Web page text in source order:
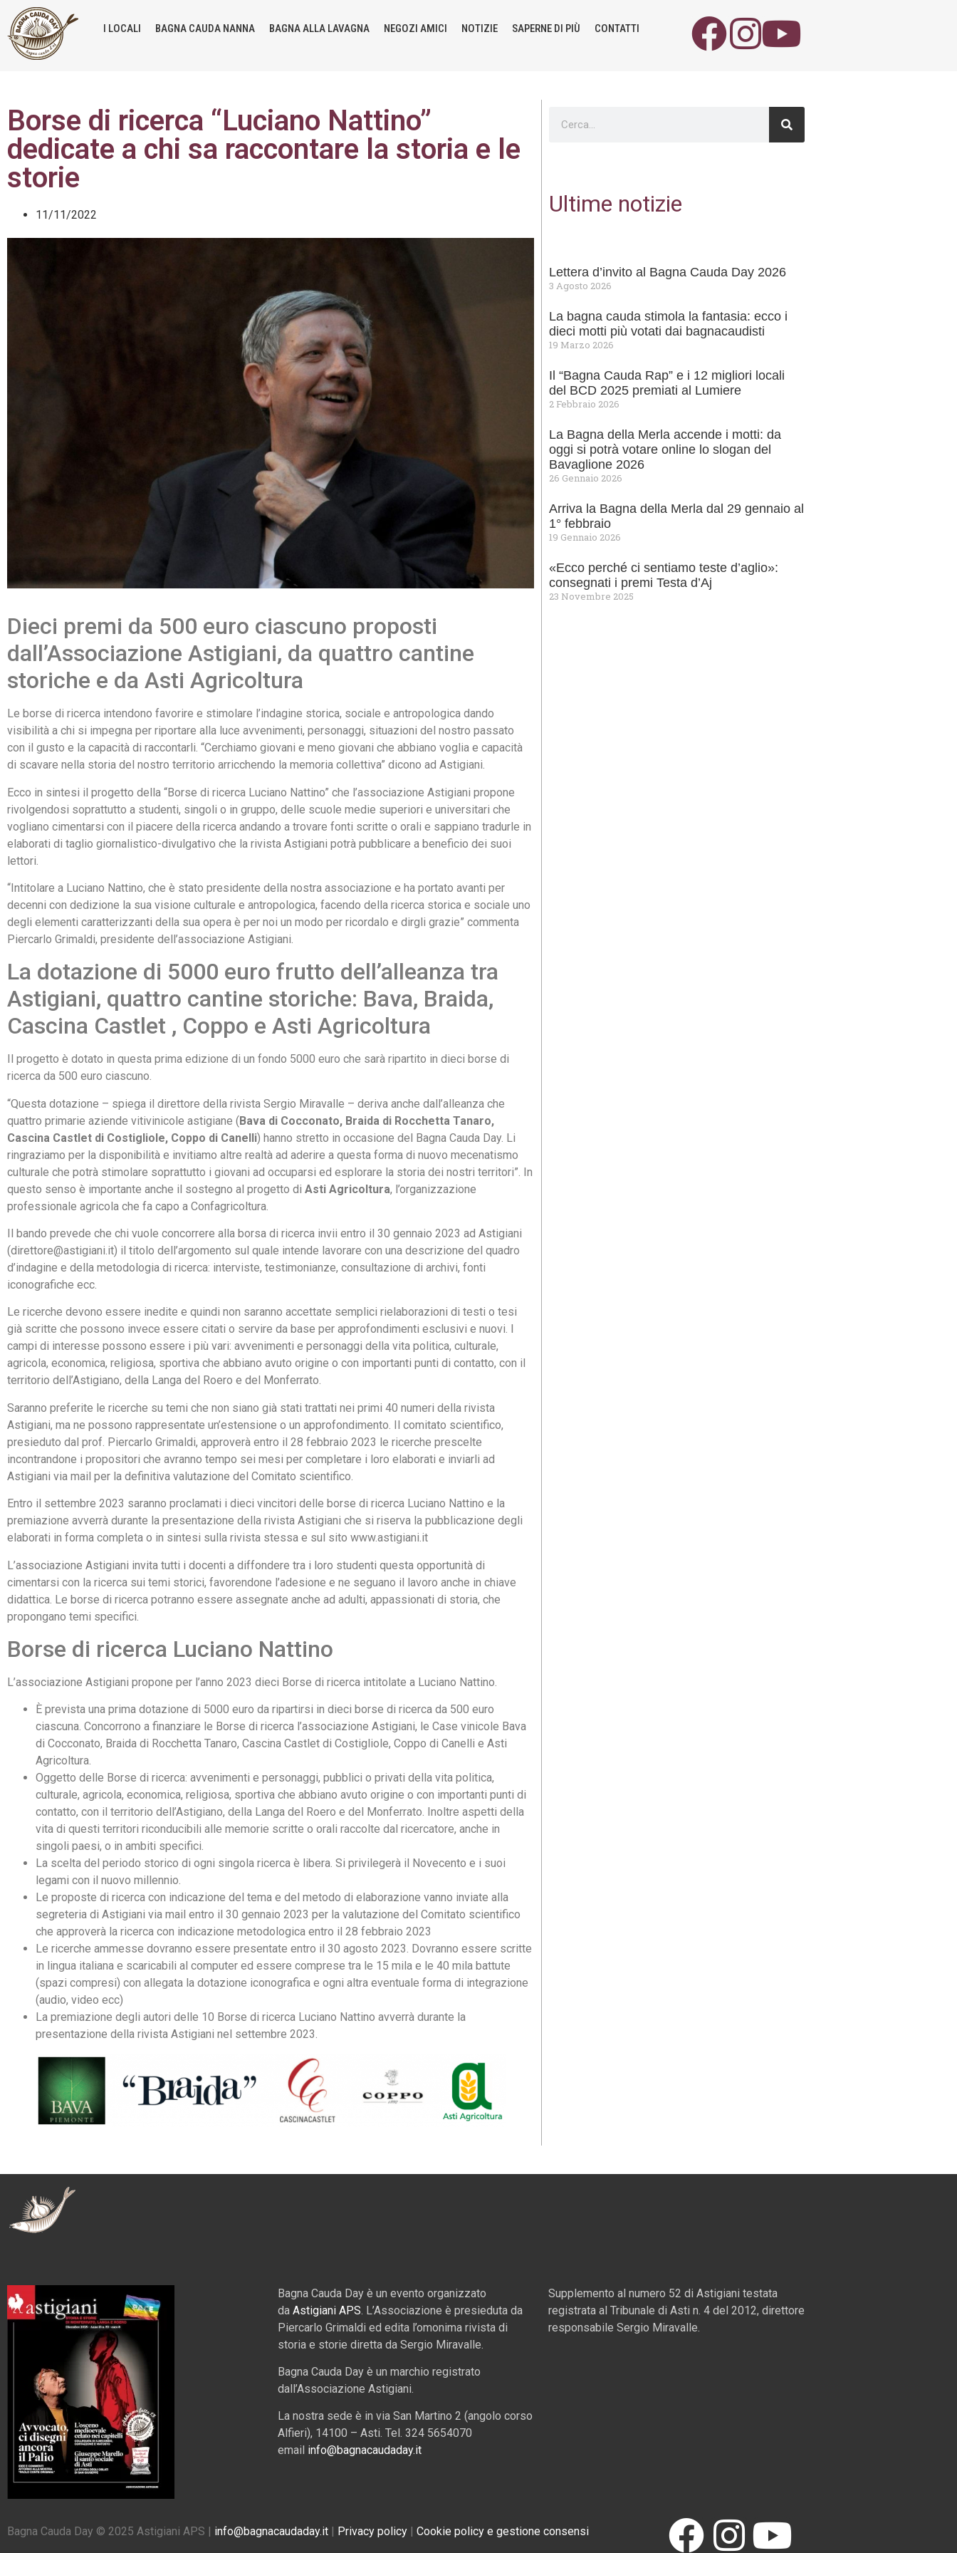
I LOCALI BAGNA CAUDA NANNA BAGNA ALLA LAVAGNA NEGOZI AMICI NOTIZIE SAPERNE DI PIÙ CONTATTI
Borse di ricerca “Luciano Nattino”
dedicate a chi sa raccontare la storia e le
storie
11/11/2022
Dieci premi da 500 euro ciascuno proposti
dall’Associazione Astigiani, da quattro cantine
storiche e da Asti Agricoltura
Le borse di ricerca intendono favorire e stimolare l’indagine storica, sociale e antropologica dando
visibilità a chi si impegna per riportare alla luce avvenimenti, personaggi, situazioni del nostro passato
con il gusto e la capacità di raccontarli. “Cerchiamo giovani e meno giovani che abbiano voglia e capacità
di scavare nella storia del nostro territorio arricchendo la memoria collettiva” dicono ad Astigiani.
Ecco in sintesi il progetto della “Borse di ricerca Luciano Nattino” che l’associazione Astigiani propone
rivolgendosi soprattutto a studenti, singoli o in gruppo, delle scuole medie superiori e universitari che
vogliano cimentarsi con il piacere della ricerca andando a trovare fonti scritte o orali e sappiano tradurle in
elaborati di taglio giornalistico-divulgativo che la rivista Astigiani potrà pubblicare a beneficio dei suoi
lettori.
“Intitolare a Luciano Nattino, che è stato presidente della nostra associazione e ha portato avanti per
decenni con dedizione la sua visione culturale e antropologica, facendo della ricerca storica e sociale uno
degli elementi caratterizzanti della sua opera è per noi un modo per ricordalo e dirgli grazie” commenta
Piercarlo Grimaldi, presidente dell’associazione Astigiani.
La dotazione di 5000 euro frutto dell’alleanza tra
Astigiani, quattro cantine storiche: Bava, Braida,
Cascina Castlet , Coppo e Asti Agricoltura
Il progetto è dotato in questa prima edizione di un fondo 5000 euro che sarà ripartito in dieci borse di
ricerca da 500 euro ciascuno.
“Questa dotazione – spiega il direttore della rivista Sergio Miravalle – deriva anche dall’alleanza che
quattro primarie aziende vitivinicole astigiane (Bava di Cocconato, Braida di Rocchetta Tanaro,
Cascina Castlet di Costigliole, Coppo di Canelli) hanno stretto in occasione del Bagna Cauda Day. Li
ringraziamo per la disponibilità e invitiamo altre realtà ad aderire a questa forma di nuovo mecenatismo
culturale che potrà stimolare soprattutto i giovani ad occuparsi ed esplorare la storia dei nostri territori”. In
questo senso è importante anche il sostegno al progetto di Asti Agricoltura, l’organizzazione
professionale agricola che fa capo a Confagricoltura.
Il bando prevede che chi vuole concorrere alla borsa di ricerca invii entro il 30 gennaio 2023 ad Astigiani
(direttore@astigiani.it) il titolo dell’argomento sul quale intende lavorare con una descrizione del quadro
d’indagine e della metodologia di ricerca: interviste, testimonianze, consultazione di archivi, fonti
iconografiche ecc.
Le ricerche devono essere inedite e quindi non saranno accettate semplici rielaborazioni di testi o tesi
già scritte che possono invece essere citati o servire da base per approfondimenti esclusivi e nuovi. I
campi di interesse possono essere i più vari: avvenimenti e personaggi della vita politica, culturale,
agricola, economica, religiosa, sportiva che abbiano avuto origine o con importanti punti di contatto, con il
territorio dell’Astigiano, della Langa del Roero e del Monferrato.
Saranno preferite le ricerche su temi che non siano già stati trattati nei primi 40 numeri della rivista
Astigiani, ma ne possono rappresentate un’estensione o un approfondimento. Il comitato scientifico,
presieduto dal prof. Piercarlo Grimaldi, approverà entro il 28 febbraio 2023 le ricerche prescelte
incontrandone i propositori che avranno tempo sei mesi per completare i loro elaborati e inviarli ad
Astigiani via mail per la definitiva valutazione del Comitato scientifico.
Entro il settembre 2023 saranno proclamati i dieci vincitori delle borse di ricerca Luciano Nattino e la
premiazione avverrà durante la presentazione della rivista Astigiani che si riserva la pubblicazione degli
elaborati in forma completa o in sintesi sulla rivista stessa e sul sito www.astigiani.it
L’associazione Astigiani invita tutti i docenti a diffondere tra i loro studenti questa opportunità di
cimentarsi con la ricerca sui temi storici, favorendone l’adesione e ne seguano il lavoro anche in chiave
didattica. Le borse di ricerca potranno essere assegnate anche ad adulti, appassionati di storia, che
propongano temi specifici.
Borse di ricerca Luciano Nattino
L’associazione Astigiani propone per l’anno 2023 dieci Borse di ricerca intitolate a Luciano Nattino.
È prevista una prima dotazione di 5000 euro da ripartirsi in dieci borse di ricerca da 500 euro
ciascuna. Concorrono a finanziare le Borse di ricerca l’associazione Astigiani, le Case vinicole Bava
di Cocconato, Braida di Rocchetta Tanaro, Cascina Castlet di Costigliole, Coppo di Canelli e Asti
Agricoltura.
Oggetto delle Borse di ricerca: avvenimenti e personaggi, pubblici o privati della vita politica,
culturale, agricola, economica, religiosa, sportiva che abbiano avuto origine o con importanti punti di
contatto, con il territorio dell’Astigiano, della Langa del Roero e del Monferrato. Inoltre aspetti della
vita di questi territori riconducibili alle memorie scritte o orali raccolte dal ricercatore, anche in
singoli paesi, o in ambiti specifici.
La scelta del periodo storico di ogni singola ricerca è libera. Si privilegerà il Novecento e i suoi
legami con il nuovo millennio.
Le proposte di ricerca con indicazione del tema e del metodo di elaborazione vanno inviate alla
segreteria di Astigiani via mail entro il 30 gennaio 2023 per la valutazione del Comitato scientifico
che approverà la ricerca con indicazione metodologica entro il 28 febbraio 2023
Le ricerche ammesse dovranno essere presentate entro il 30 agosto 2023. Dovranno essere scritte
in lingua italiana e scaricabili al computer ed essere comprese tra le 15 mila e le 40 mila battute
(spazi compresi) con allegata la dotazione iconografica e ogni altra eventuale forma di integrazione
(audio, video ecc)
La premiazione degli autori delle 10 Borse di ricerca Luciano Nattino avverrà durante la
presentazione della rivista Astigiani nel settembre 2023.
Ultime notizie
Lettera d’invito al Bagna Cauda Day 2026
3 Agosto 2026
La bagna cauda stimola la fantasia: ecco i
dieci motti più votati dai bagnacaudisti
19 Marzo 2026
Il “Bagna Cauda Rap” e i 12 migliori locali
del BCD 2025 premiati al Lumiere
2 Febbraio 2026
La Bagna della Merla accende i motti: da
oggi si potrà votare online lo slogan del
Bavaglione 2026
26 Gennaio 2026
Arriva la Bagna della Merla dal 29 gennaio al
1° febbraio
19 Gennaio 2026
«Ecco perché ci sentiamo teste d’aglio»:
consegnati i premi Testa d’Aj
23 Novembre 2025
Bagna Cauda Day è un evento organizzato
da Astigiani APS . L’Associazione è presieduta da
Piercarlo Grimaldi ed edita l’omonima rivista di
storia e storie diretta da Sergio Miravalle.
Bagna Cauda Day è un marchio registrato
dall’Associazione Astigiani.
La nostra sede è in via San Martino 2 (angolo corso
Alfieri), 14100 – Asti. Tel. 324 5654070
email info@bagnacaudaday.it
Supplemento al numero 52 di Astigiani testata
registrata al Tribunale di Asti n. 4 del 2012, direttore
responsabile Sergio Miravalle.
Bagna Cauda Day © 2025 Astigiani APS | info@bagnacaudaday.it Privacy policy Cookie policy e gestione consensi